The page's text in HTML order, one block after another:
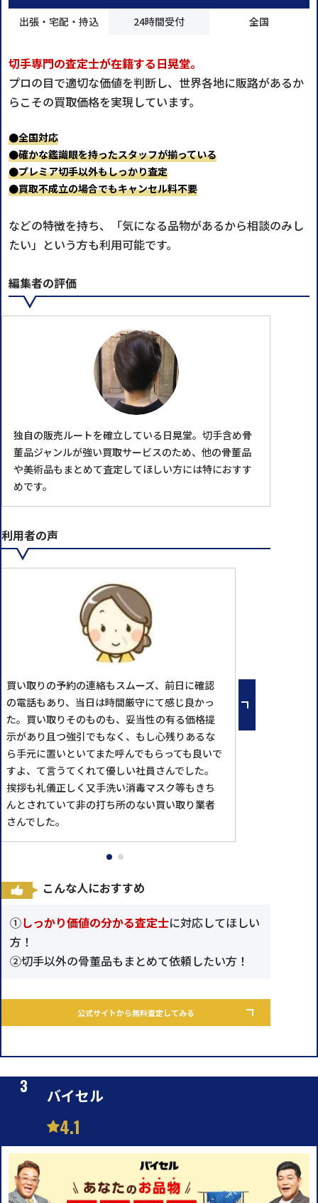
出張・宅配・持込 24時間受付 全国
切手専門の査定士が在籍する日晃堂。
プロの目で適切な価値を判断し、世界各地に販路があるか
らこその買取価格を実現しています。
●全国対応
●確かな鑑識眼を持ったスタッフが揃っている
●プレミア切手以外もしっかり査定
●買取不成立の場合でもキャンセル料不要
などの特徴を持ち、「気になる品物があるから相談のみし
たい」という方も利用可能です。
編集者の評価
独自の販売ルートを確立している日晃堂。切手含め骨
董品ジャンルが強い買取サービスのため、他の骨董品
や美術品もまとめて査定してほしい方には特におすす
めです。
利用者の声
買い取りの予約の連絡もスムーズ、前日に確認
の電話もあり、当日は時間厳守にて感じ良かっ
た。買い取りそのものも、妥当性の有る価格提
示があり且つ強引でもなく、もし心残りあるな
ら手元に置いといてまた呼んでもらっても良いで
すよ、て言うてくれて優しい社員さんでした。
挨拶も礼儀正しく又手洗い消毒マスク等もきち
んとされていて非の打ち所のない買い取り業者
さんでした。
こんな人におすすめ
①しっかり価値の分かる査定士に対応してほしい
方！
②切手以外の骨董品もまとめて依頼したい方！
公式サイトから無料査定してみる
バイセル
4.1